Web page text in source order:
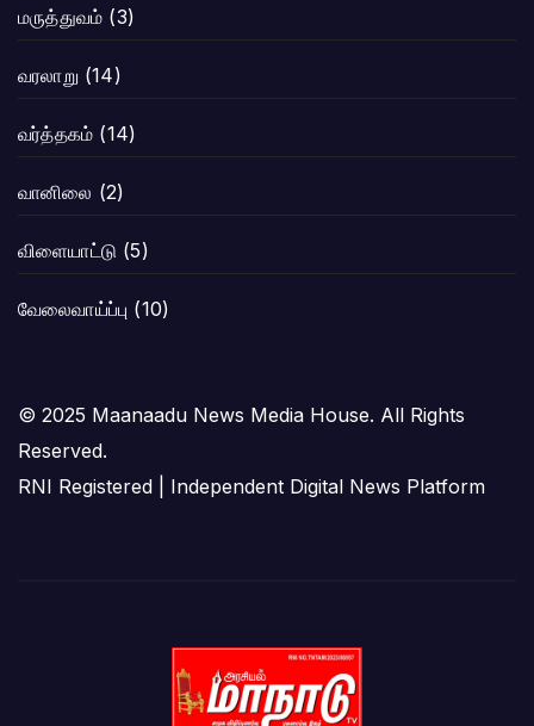
மருத்துவம் (3)
வரலாறு (14)
வர்த்தகம் (14)
வானிலை (2)
விளையாட்டு (5)
வேலைவாய்ப்பு (10)
© 2025 Maanaadu News Media House. All Rights
Reserved.
RNI Registered | Independent Digital News Platform